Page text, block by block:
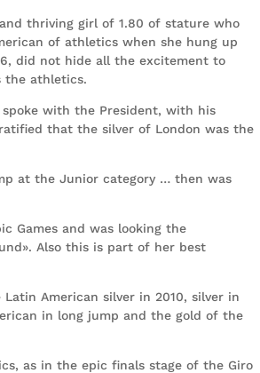
thriving girl of 1.80 of stature who
of athletics when she hung up
did not hide all the excitement to
the athletics.
with the President, with his
that the silver of London was the
at the Junior category … then was
Games and was looking the
Also this is part of her best
American silver in 2010, silver in
in long jump and the gold of the
as in the epic finals stage of the Giro